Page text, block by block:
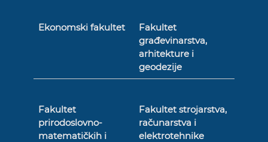
Ekonomski fakultet
Fakultet
građevinarstva,
arhitekture i
geodezije
Fakultet
prirodoslovno-
matematičkih i
Fakultet strojarstva,
računarstva i
elektrotehnike